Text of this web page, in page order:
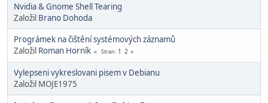
Nvidia & Gnome Shell Tearing
Založil Brano Dohoda
Prográmek na čištění systémových záznamů
Založil Roman Horník Stran 1 2
Vylepseni vykreslovani pisem v Debianu
Založil MOJE1975